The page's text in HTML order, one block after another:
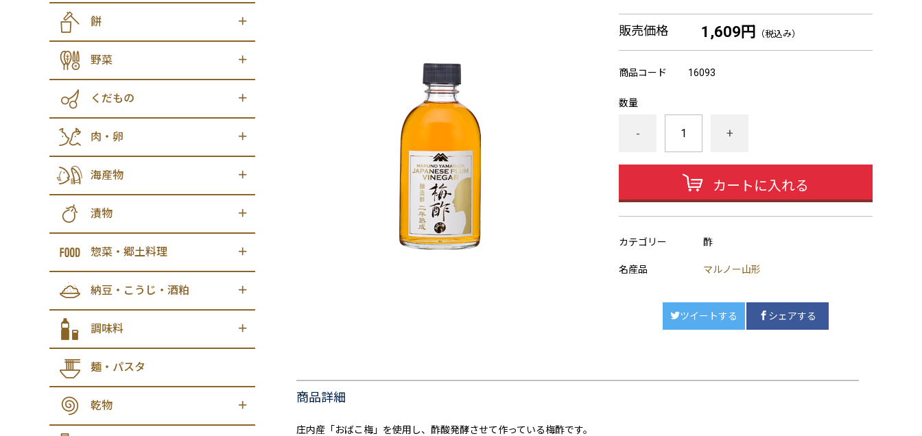
販売価格 1,609円 （税込み）
商品コード 16093
数量
- +
カートに入れる
カテゴリー 酢
名産品 マルノー山形
ツイートする シェアする
商品詳細
庄内産「おばこ梅」を使用し、酢酸発酵させて作っている梅酢です。
餅
野菜
くだもの
肉・卵
海産物
漬物
惣菜・郷土料理
納豆・こうじ・酒粕
調味料
麺・パスタ
乾物